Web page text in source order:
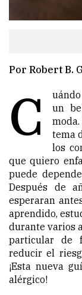
Por Robert B.
C
un
tema
los
que quiero
puede
Después de
esperaran
aprendido,
durante varios
particular de
reducir el
¡Esta nueva
alérgico!